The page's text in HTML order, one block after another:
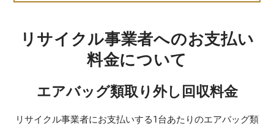
リサイクル事業者へのお支払い
料金について
エアバッグ類取り外し回収料金
リサイクル事業者にお支払いする1台あたりのエアバッグ類